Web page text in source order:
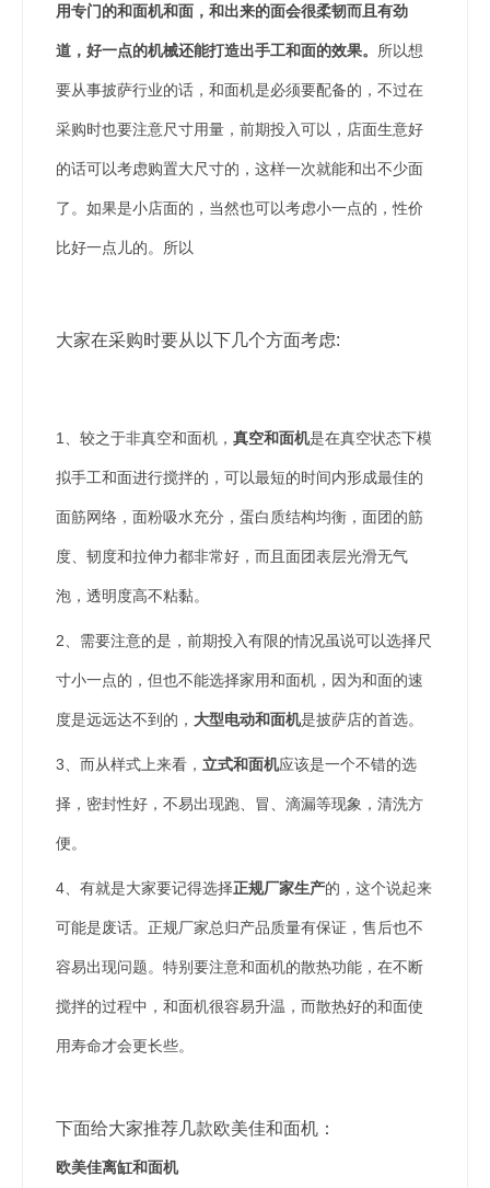
用专门的和面机和面，和出来的面会很柔韧而且有劲
道，好一点的机械还能打造出手工和面的效果。 所以想
要从事披萨行业的话，和面机是必须要配备的，不过在
采购时也要注意尺寸用量，前期投入可以，店面生意好
的话可以考虑购置大尺寸的，这样一次就能和出不少面
了。如果是小店面的，当然也可以考虑小一点的，性价
比好一点儿的。所以
大家在采购时要从以下几个方面考虑:
1、较之于非真空和面机， 真空和面机是在真空状态下模
拟手工和面进行搅拌的，可以最短的时间内形成最佳的
面筋网络，面粉吸水充分，蛋白质结构均衡，面团的筋
度、韧度和拉伸力都非常好，而且面团表层光滑无气
泡，透明度高不粘黏。
2、需要注意的是，前期投入有限的情况虽说可以选择尺
寸小一点的，但也不能选择家用和面机，因为和面的速
度是远远达不到的， 大型电动和面机是披萨店的首选。
3、而从样式上来看， 立式和面机应该是一个不错的选
择，密封性好，不易出现跑、冒、滴漏等现象，清洗方
便。
4、有就是大家要记得选择正规厂家生产的，这个说起来
可能是废话。正规厂家总归产品质量有保证，售后也不
容易出现问题。特别要注意和面机的散热功能，在不断
搅拌的过程中，和面机很容易升温，而散热好的和面使
用寿命才会更长些。
下面给大家推荐几款欧美佳和面机：
欧美佳离缸和面机